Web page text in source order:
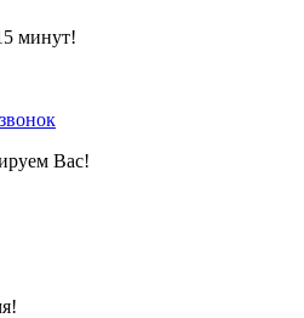
минут!
Вас!